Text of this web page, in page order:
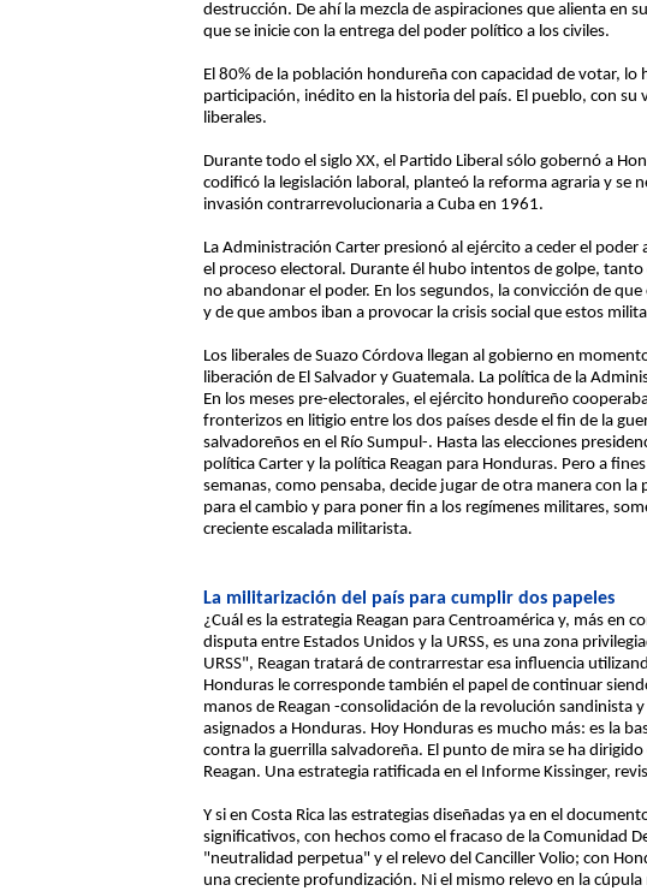
destrucción. De ahí la mezcla de aspiraciones que alienta en
que se inicie con la entrega del poder político a los civiles.
El 80% de la población hondureña con capacidad de votar,
participación, inédito en la historia del país. El pueblo, con
liberales.
Durante todo el siglo XX, el Partido Liberal sólo gobernó a
codificó la legislación laboral, planteó la reforma agraria y se
invasión contrarrevolucionaria a Cuba en 1961.
La Administración Carter presionó al ejército a ceder el
el proceso electoral. Durante él hubo intentos de golpe,
no abandonar el poder. En los segundos, la convicción de
y de que ambos iban a provocar la crisis social que estos
Los liberales de Suazo Córdova llegan al gobierno en
liberación de El Salvador y Guatemala. La política de la
En los meses pre-electorales, el ejército hondureño
fronterizos en litigio entre los dos países desde el fin de la
salvadoreños en el Río Sumpul-. Hasta las elecciones
política Carter y la política Reagan para Honduras. Pero a
semanas, como pensaba, decide jugar de otra manera con
para el cambio y para poner fin a los regímenes militares,
creciente escalada militarista.
La militarización del país para cumplir dos papeles
¿Cuál es la estrategia Reagan para Centroamérica y, más en
disputa entre Estados Unidos y la URSS, es una zona
URSS", Reagan tratará de contrarrestar esa influencia
Honduras le corresponde también el papel de continuar
manos de Reagan -consolidación de la revolución sandinista
asignados a Honduras. Hoy Honduras es mucho más: es la
contra la guerrilla salvadoreña. El punto de mira se ha
Reagan. Una estrategia ratificada en el Informe Kissinger,
Y si en Costa Rica las estrategias diseñadas ya en el
significativos, con hechos como el fracaso de la Comunidad
"neutralidad perpetua" y el relevo del Canciller Volio; con
una creciente profundización. Ni el mismo relevo en la